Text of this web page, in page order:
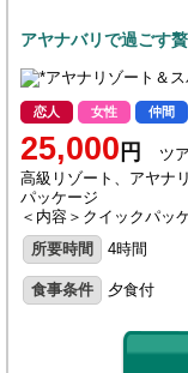
アヤナバリで過ごす
恋人 女性 仲間
25,000 円
ツ
高級リゾート、アヤナ
パッケージ
＜内容＞クイックパッ
所要時間
4時間
食事条件 夕食付